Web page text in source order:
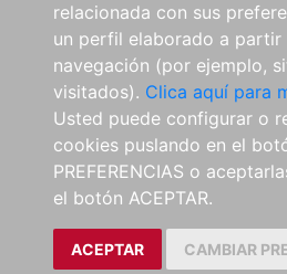
relacionada con sus
un perfil elaborado a partir
navegación (por ejemplo,
visitados). Clica aquí para
Usted puede configurar o
cookies puslando en el
PREFERENCIAS o
el botón ACEPTAR.
ACEPTAR CAMBIAR